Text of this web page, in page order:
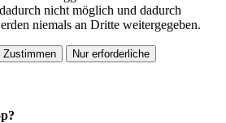
nicht möglich und dadurch
niemals an Dritte weitergegeben.
Zustimmen Nur erforderliche